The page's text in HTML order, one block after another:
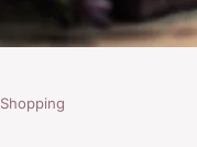
Shopping